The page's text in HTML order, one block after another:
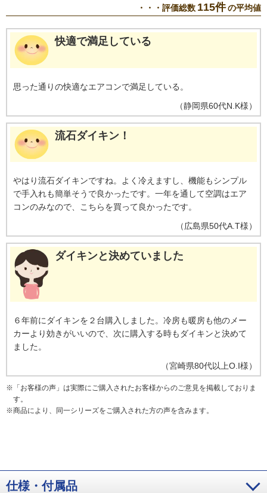
・・・評価総数 115件の平均値
快適で満足している
思った通りの快適なエアコンで満足している。
（静岡県60代N.K様）
流石ダイキン！
やはり流石ダイキンですね。よく冷えますし、機能もシンプル
で手入れも簡単そうで良かったです。一年を通して空調はエア
コンのみなので、こちらを買って良かったです。
（広島県50代A.T様）
ダイキンと決めていました
６年前にダイキンを２台購入しました。冷房も暖房も他のメー
カーより効きがいいので、次に購入する時もダイキンと決めて
ました。
（宮崎県80代以上O.I様）
※ 「お客様の声」は実際にご購入されたお客様からのご意見を掲載しておりま
す。
※商品により、同一シリーズをご購入された方の声を含みます。
仕様・付属品